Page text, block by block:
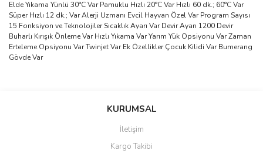
Elde Yıkama Yünlü 30°C Var Pamuklu Hızlı 20°C Var Hızlı 60 dk.; 60°C Var
Süper Hızlı 12 dk.; Var Alerji Uzmanı Evcil Hayvan Özel Var Program Sayısı
15 Fonksiyon ve Teknolojiler Sıcaklık Ayarı Var Devir Ayarı 1200 Devir
Buharlı Kırışık Önleme Var Hızlı Yıkama Var Yarım Yük Opsiyonu Var Zaman
Erteleme Opsiyonu Var Twinjet Var Ek Özellikler Çocuk Kilidi Var Bumerang
Gövde Var
Bu ürüne ilk yorumu siz yapın!
Ürün resmi kalitesiz, bozuk veya görüntülenemiyor.
KURUMSAL
İletişim
Kargo Takibi